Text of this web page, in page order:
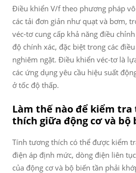
Điều khiển V/f theo phương pháp
các tải đơn giản như quạt và bơm,
véc-tơ cung cấp khả năng điều
độ chính xác, đặc biệt trong các
nghiêm ngặt. Điều khiển véc-tơ là
các ứng dụng yêu cầu hiệu suất
ở tốc độ thấp.
Làm thế nào để kiểm
thích giữa động cơ và bộ
Tính tương thích có thể được kiểm
điện áp định mức, dòng điện liên
của động cơ và bộ biến tần phải